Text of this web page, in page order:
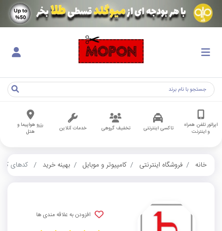
اپراتور تلفن همراه
و اینترنت
تاکسی اینترنتی تخفیف گروهی خدمات آنلاین
رزرو هواپیما و
هتل
خانه فروشگاه اینترنتی کامپیوتر و موبایل بهینه خرید کدهای
افزودن به علاقه مندی ها